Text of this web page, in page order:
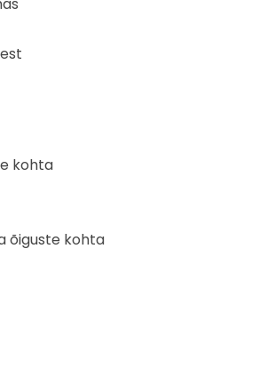
kohta
õiguste kohta